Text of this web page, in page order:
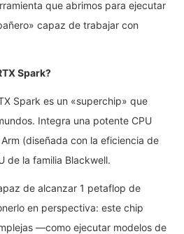
que abrimos para ejecutar
capaz de trabajar con
Spark?
Spark es un «superchip» que
Integra una potente CPU
(diseñada con la eficiencia de
de la familia Blackwell.
de alcanzar 1 petaflop de
en perspectiva: este chip
—como ejecutar modelos de